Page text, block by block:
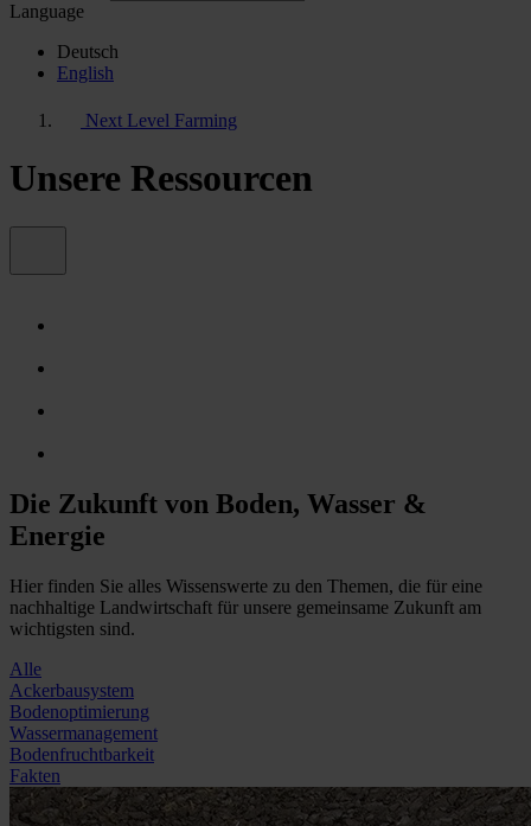
Language
Deutsch
English
Next Level Farming
Unsere Ressourcen
Die Zukunft von Boden, Wasser &
Energie
Hier finden Sie alles Wissenswerte zu den Themen, die für eine
nachhaltige Landwirtschaft für unsere gemeinsame Zukunft am
wichtigsten sind.
Alle
Ackerbausystem
Bodenoptimierung
Wassermanagement
Bodenfruchtbarkeit
Fakten